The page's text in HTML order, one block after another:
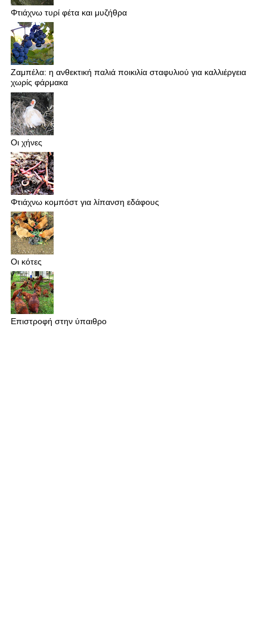
Φτιάχνω τυρί φέτα και μυζήθρα
Ζαμπέλα: η ανθεκτική παλιά ποικιλία σταφυλιού για καλλιέργεια
χωρίς φάρμακα
Οι χήνες
Φτιάχνω κομπόστ για λίπανση εδάφους
Οι κότες
Επιστροφή στην ύπαιθρο